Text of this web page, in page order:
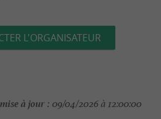
L'ORGANISATEUR
à jour : 09/04/2026 à 12:00:00